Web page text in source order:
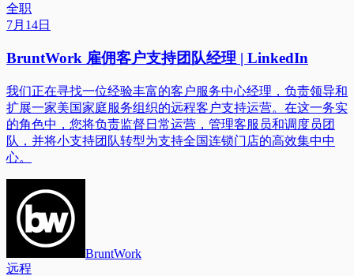
全职
7月14日
BruntWork 雇佣客户支持团队经理 | LinkedIn
我们正在寻找一位经验丰富的客户服务中心经理，负责领导和
扩展一家美国家庭服务组织的远程客户支持运营。在这一务实
的角色中，您将负责监督日常运营，管理客服员和调度员团
队，并将小支持团队转型为支持全国连锁门店的高效集中中
心。
BruntWork
远程